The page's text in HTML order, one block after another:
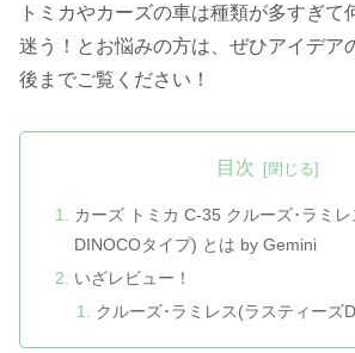
トミカやカーズの車は種類が多すぎて
迷う！とお悩みの方は、ぜひアイデア
後までご覧ください！
目次
カーズ トミカ C-35 クルーズ･ラミ
DINOCOタイプ) とは by Gemini
いざレビュー！
クルーズ･ラミレス(ラスティーズ